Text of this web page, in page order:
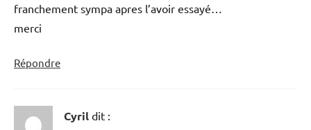
franchement sympa apres l’avoir essayé…
merci
Répondre
Cyril dit :